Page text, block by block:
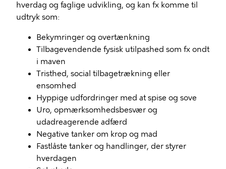
hverdag og faglige udvikling, og kan fx komme til
udtryk som:
Bekymringer og overtænkning
Tilbagevendende fysisk utilpashed som fx ondt
i maven
Tristhed, social tilbagetrækning eller
ensomhed
Hyppige udfordringer med at spise og sove
Uro, opmærksomhedsbesvær og
udadreagerende adfærd
Negative tanker om krop og mad
Fastlåste tanker og handlinger, der styrer
hverdagen